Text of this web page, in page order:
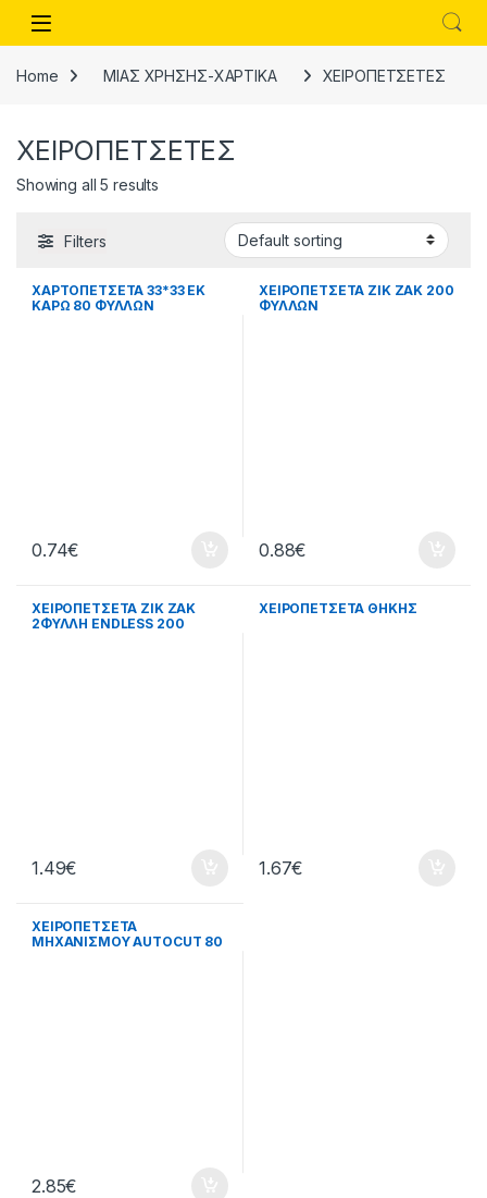
Skip to navigation
Skip to content
Open
Home ΜΙΑΣ ΧΡΗΣΗΣ-ΧΑΡΤΙΚΑ ΧΕΙΡΟΠΕΤΣΕΤΕΣ
ΧΕΙΡΟΠΕΤΣΕΤΕΣ
Showing all 5 results
Filters
ΧΑΡΤΟΠΕΤΣΕΤΑ 33*33 ΕΚ
ΚΑΡΩ 80 ΦΥΛΛΩΝ
0.74€
ΧΕΙΡΟΠΕΤΣΕΤΑ ΖΙΚ ΖΑΚ 200
ΦΥΛΛΩΝ
0.88€
ΧΕΙΡΟΠΕΤΣΕΤΑ ΖΙΚ ΖΑΚ
2ΦΥΛΛΗ ΕNDLESS 200
1.49€
ΧΕΙΡΟΠΕΤΣΕΤΑ ΘΗΚΗΣ
1.67€
ΧΕΙΡΟΠΕΤΣΕΤΑ
ΜΗΧΑΝΙΣΜΟΥ AUTOCUT 80
2.85€